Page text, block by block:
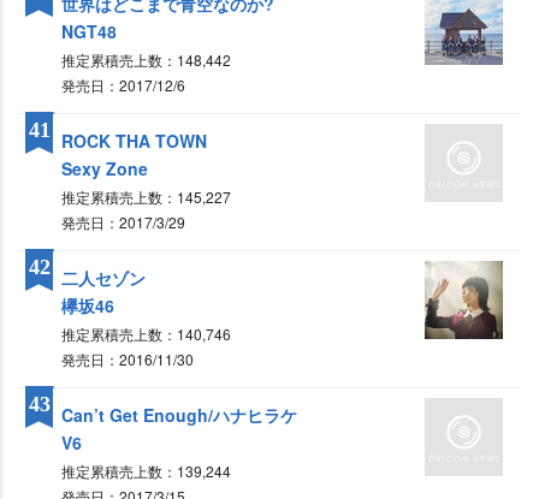
NGT48
推定累積売上数：148,442
発売日：2017/12/6
ROCK THA TOWN
Sexy Zone
推定累積売上数：145,227
発売日：2017/3/29
41
二人セゾン
欅坂46
推定累積売上数：140,746
発売日：2016/11/30
42
Can’t Get Enough/ハナヒラケ
V6
推定累積売上数：139,244
43